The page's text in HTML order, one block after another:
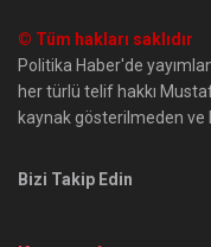
© Tüm hakları saklıdır
Politika Haber'de
her türlü telif hakkı
kaynak gösterilmeden ve
Bizi Takip Edin